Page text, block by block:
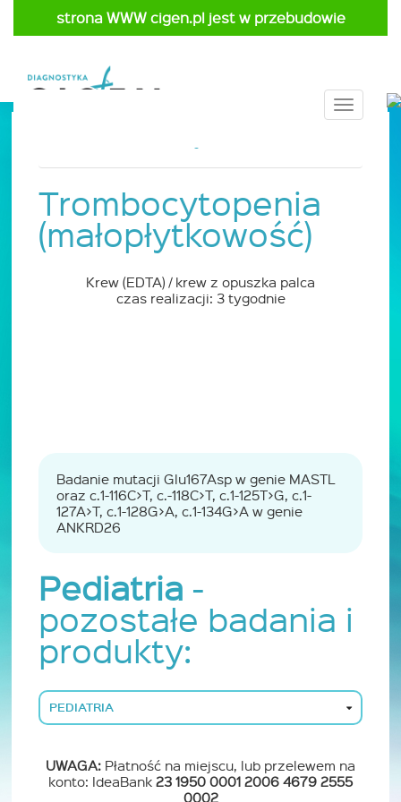
strona WWW cigen.pl jest w przebudowie
Toggle
Trombocytopenia
(małopłytkowość)
Krew (EDTA) / krew z opuszka palca
czas realizacji: 3 tygodnie
Badanie mutacji Glu167Asp w genie MASTL
oraz c.1-116C>T, c.-118C>T, c.1-125T>G, c.1-
127A>T, c.1-128G>A, c.1-134G>A w genie
ANKRD26
Pediatria -
pozostałe badania i
produkty:
PEDIATRIA
UWAGA: Płatność na miejscu, lub przelewem na
konto: IdeaBank 23 1950 0001 2006 4679 2555
0002